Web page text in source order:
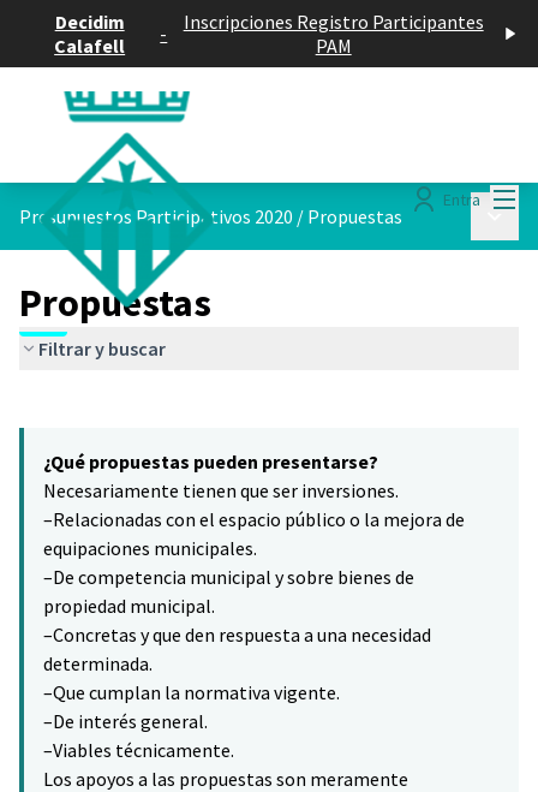
Decidim
Calafell
-
Inscripciones Registro Participantes
PAM
Entra
Presupuestos Participativos 2020 / Propuestas
Propuestas
Filtrar y buscar
−
¿Qué propuestas pueden presentarse?
Necesariamente tienen que ser inversiones.
–Relacionadas con el espacio público o la mejora de
equipaciones municipales.
–De competencia municipal y sobre bienes de
propiedad municipal.
–Concretas y que den respuesta a una necesidad
determinada.
–Que cumplan la normativa vigente.
–De interés general.
–Viables técnicamente.
Los apoyos a las propuestas son meramente